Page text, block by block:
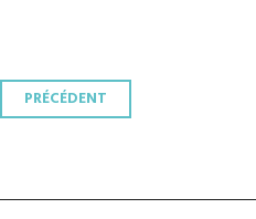
Navigation
PRÉCÉDENT